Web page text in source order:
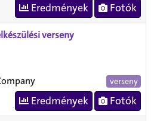
Eredmények Fotók
verseny
verseny
Eredmények Fotók